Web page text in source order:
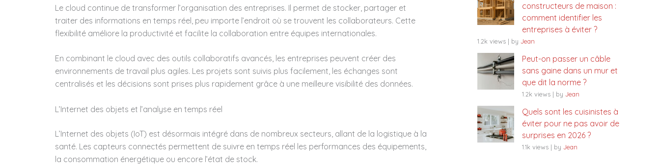
Le cloud continue de transformer l’organisation des entreprises. Il permet de stocker, partager et
traiter des informations en temps réel, peu importe l’endroit où se trouvent les collaborateurs. Cette
flexibilité améliore la productivité et facilite la collaboration entre équipes internationales.
En combinant le cloud avec des outils collaboratifs avancés, les entreprises peuvent créer des
environnements de travail plus agiles. Les projets sont suivis plus facilement, les échanges sont
centralisés et les décisions sont prises plus rapidement grâce à une meilleure visibilité des données.
L’Internet des objets et l’analyse en temps réel
L’Internet des objets (IoT) est désormais intégré dans de nombreux secteurs, allant de la logistique à la
santé. Les capteurs connectés permettent de suivre en temps réel les performances des équipements,
la consommation énergétique ou encore l’état de stock.
constructeurs de maison :
comment identifier les
entreprises à éviter ?
1.2k views | by Jean
Peut-on passer un câble
sans gaine dans un mur et
que dit la norme ?
1.2k views | by Jean
Quels sont les cuisinistes à
éviter pour ne pas avoir de
surprises en 2026 ?
1.1k views | by Jean